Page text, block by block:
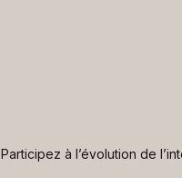
Participez à l’évolution de